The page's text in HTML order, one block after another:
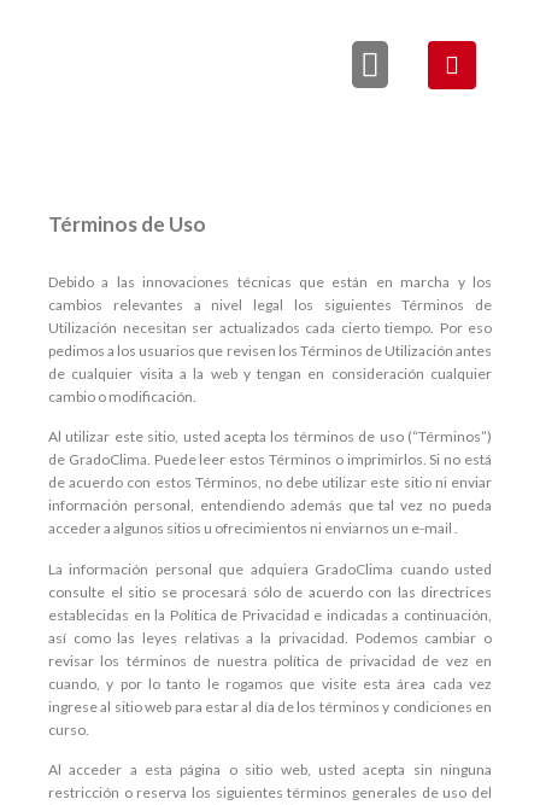
Términos de Uso
Debido a las innovaciones técnicas que están en marcha y los
cambios relevantes a nivel legal los siguientes Términos de
Utilización necesitan ser actualizados cada cierto tiempo. Por eso
pedimos a los usuarios que revisen los Términos de Utilización antes
de cualquier visita a la web y tengan en consideración cualquier
cambio o modificación.
Al utilizar este sitio, usted acepta los términos de uso (“Términos”)
de GradoClima. Puede leer estos Términos o imprimirlos. Si no está
de acuerdo con estos Términos, no debe utilizar este sitio ni enviar
información personal, entendiendo además que tal vez no pueda
acceder a algunos sitios u ofrecimientos ni enviarnos un e-mail .
La información personal que adquiera GradoClima cuando usted
consulte el sitio se procesará sólo de acuerdo con las directrices
establecidas en la Política de Privacidad e indicadas a continuación,
así como las leyes relativas a la privacidad. Podemos cambiar o
revisar los términos de nuestra política de privacidad de vez en
cuando, y por lo tanto le rogamos que visite esta área cada vez
ingrese al sitio web para estar al día de los términos y condiciones en
curso.
Al acceder a esta página o sitio web, usted acepta sin ninguna
restricción o reserva los siguientes términos generales de uso del